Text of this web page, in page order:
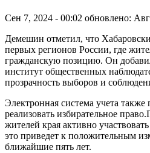
Сен 7, 2024 - 00:02 обновлено:
Демешин отметил, что
первых регионов России, где
гражданскую позицию. Он
институт общественных
прозрачность выборов и
Электронная система учета также
реализовать избирательное
жителей края активно
это приведет к положительным
ближайшие пять лет.